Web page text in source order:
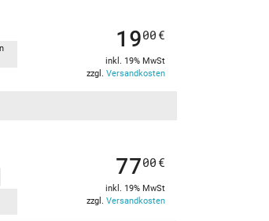
1900 €
inkl. 19% MwSt
zzgl. Versandkosten
7700 €
inkl. 19% MwSt
zzgl. Versandkosten